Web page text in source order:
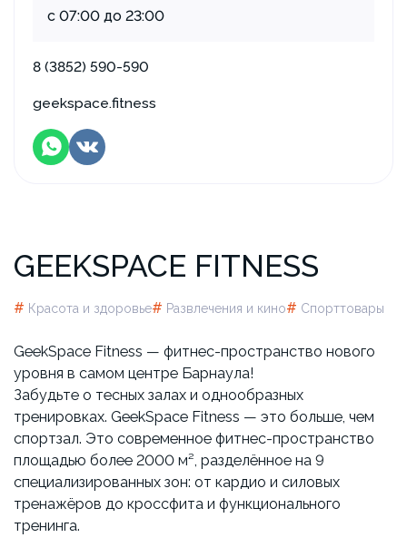
GEEKSPACE FITNESS
# Красота и здоровье# Развлечения и кино# Спорттовары
GeekSpace Fitness — фитнес-пространство нового
уровня в самом центре Барнаула!
Забудьте о тесных залах и однообразных
тренировках. GeekSpace Fitness — это больше, чем
спортзал. Это современное фитнес-пространство
площадью более 2000 м², разделённое на 9
специализированных зон: от кардио и силовых
тренажёров до кроссфита и функционального
тренинга.
с 07:00 до 23:00
8 (3852) 590-590
geekspace.fitness